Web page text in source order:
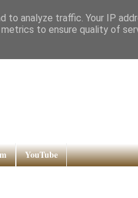
YouTube
analyze traffic. Your IP
to ensure quality of